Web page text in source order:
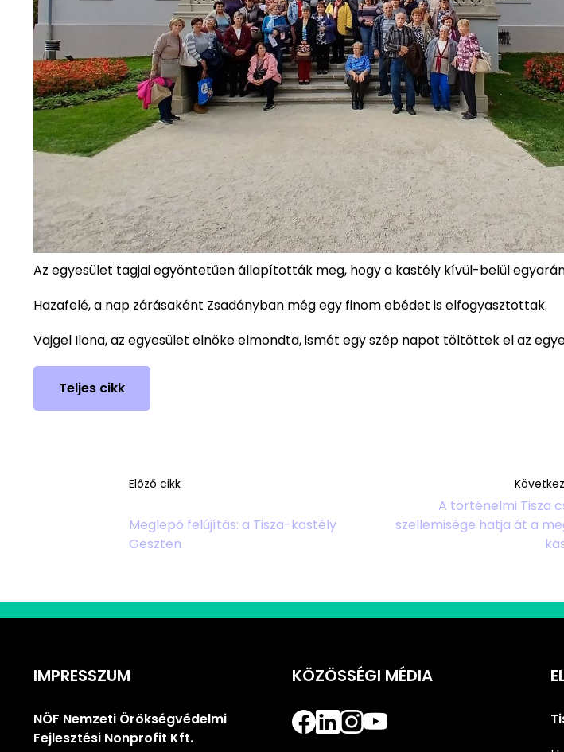
Az egyesület tagjai egyöntetűen állapították meg, hogy a kastély kívül-belül
Hazafelé, a nap zárásaként Zsadányban még egy finom ebédet is elfogyasztottak.
Vajgel Ilona, az egyesület elnöke elmondta, ismét egy szép napot töltöttek el az
Teljes cikk
Előző cikk
Meglepő felújítás: a Tisza-kastély
Geszten
A történelmi Tisza
szellemisége hatja át a
IMPRESSZUM
NÖF Nemzeti Örökségvédelmi
Fejlesztési Nonprofit Kft.
KÖZÖSSÉGI MÉDIA